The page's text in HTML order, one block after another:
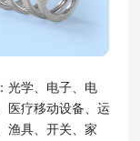
光学、电子、电
医疗移动设备、运
渔具、开关、家